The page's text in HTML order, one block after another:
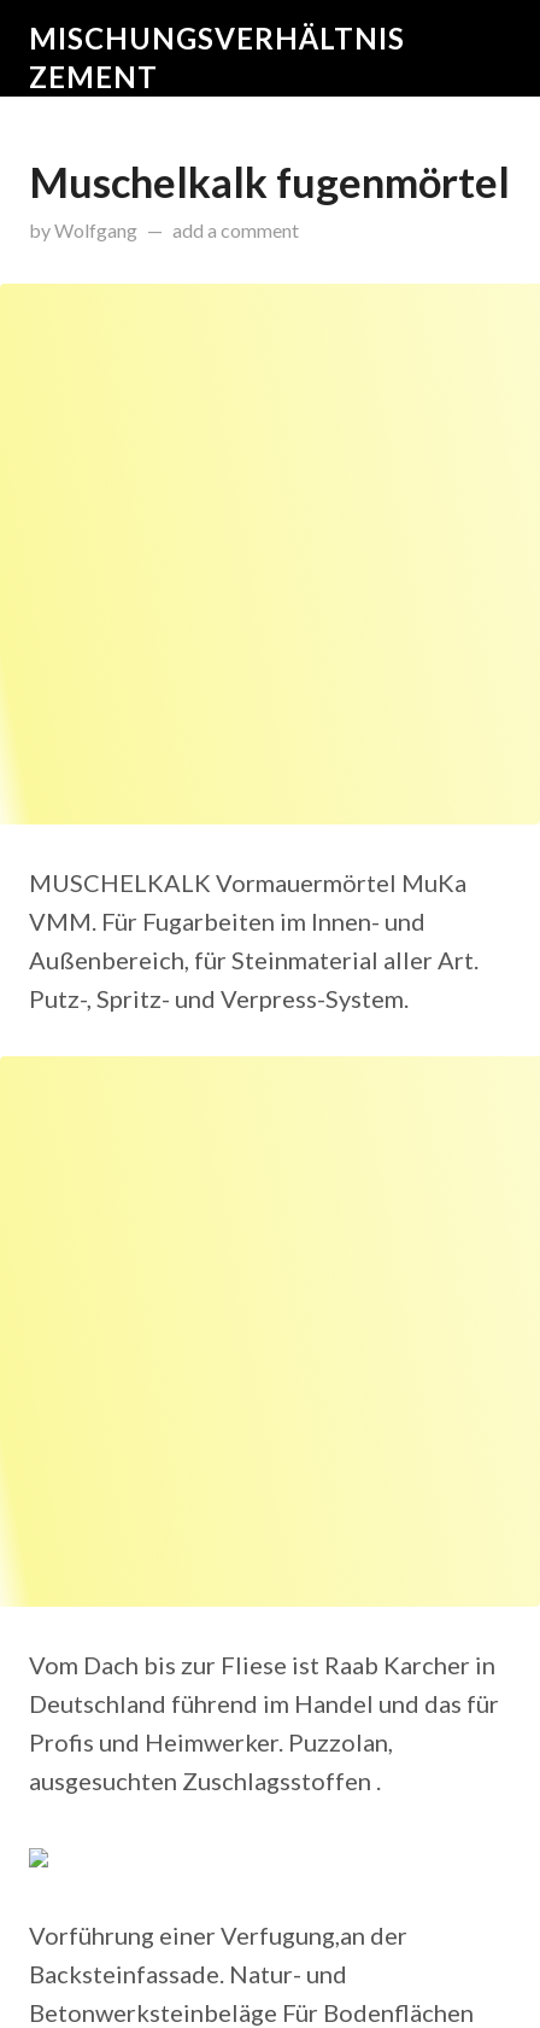
MISCHUNGSVERHÄLTNIS
ZEMENT
Muschelkalk fugenmörtel
byWolfgang onFebruar 17, 2015
add a comment
MUSCHELKALK Vormauermörtel MuKa
VMM. Für Fugarbeiten im Innen- und
Außenbereich, für Steinmaterial aller Art.
Putz-, Spritz- und Verpress-System.
Vom Dach bis zur Fliese ist Raab Karcher in
Deutschland führend im Handel und das für
Profis und Heimwerker. Puzzolan,
ausgesuchten Zuschlagsstoffen .
Vorführung einer Verfugung,an der
Backsteinfassade. Natur- und
Betonwerksteinbeläge Für Bodenflächen